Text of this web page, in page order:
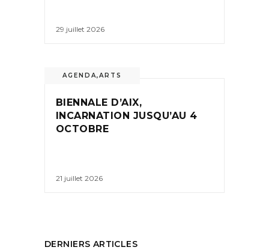
29 juillet 2026
AGENDA,ARTS
BIENNALE D’AIX,
INCARNATION JUSQU’AU 4
OCTOBRE
21 juillet 2026
DERNIERS ARTICLES